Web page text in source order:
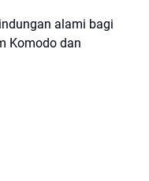
alami bagi
Komodo dan